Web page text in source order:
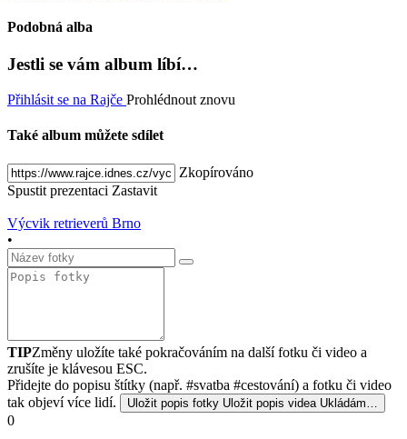
Podobná alba
Jestli se vám album líbí…
Přihlásit se na Rajče Prohlédnout znovu
Také album můžete sdílet
Zkopírováno
Spustit prezentaci Zastavit
Výcvik retrieverů Brno
•
TIPZměny uložíte také pokračováním na další fotku či video a
zrušíte je klávesou ESC.
Přidejte do popisu štítky (např. #svatba #cestování) a fotku či video
tak objeví více lidí.
Uložit popis fotky Uložit popis videa Ukládám…
0